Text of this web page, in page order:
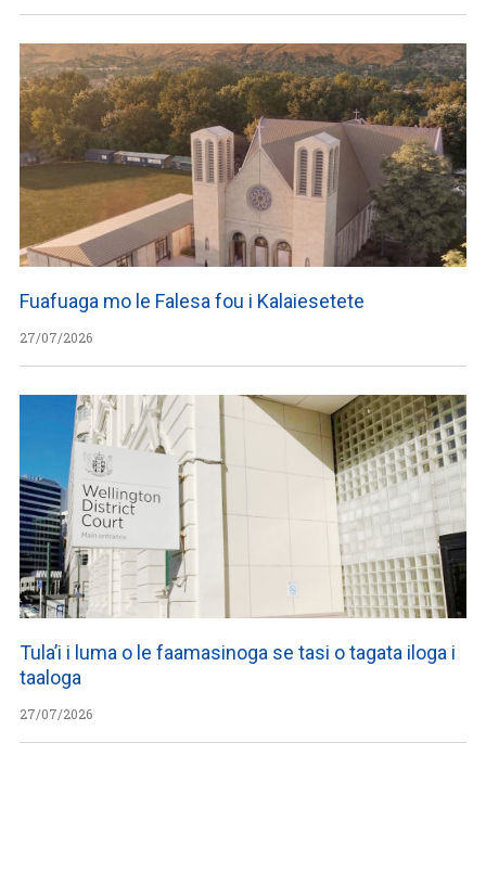
Fuafuaga mo le Falesa fou i Kalaiesetete
27/07/2026
Tula’i i luma o le faamasinoga se tasi o tagata iloga i
taaloga
27/07/2026